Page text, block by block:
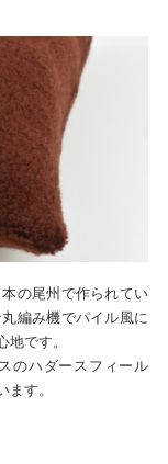
の尾州で作られてい
編み機でパイル風に
です。
のハダースフィール
す。